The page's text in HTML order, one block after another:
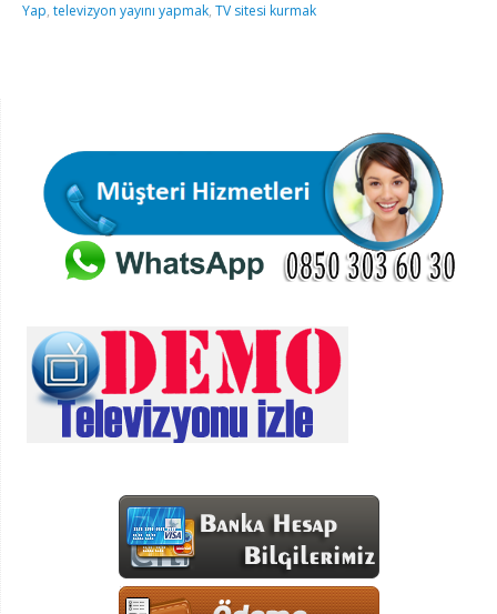
Yap,televizyon yayını yapmak,TV sitesi kurmak